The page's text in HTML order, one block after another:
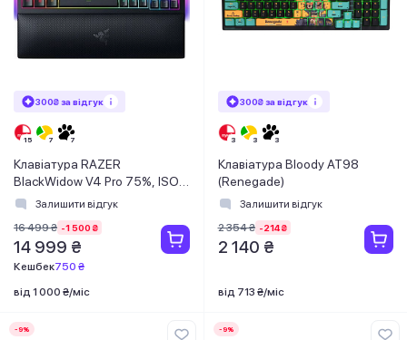
300₴ за відгук
Клавіатура RAZER
BlackWidow V4 Pro 75%, ISO,
Black (RZ03-05130300-R3E1)
Залишити відгук
16 499 ₴ -1 500 ₴
14 999 ₴
Кешбек750 ₴
від 1 000 ₴/міс
300₴ за відгук
Клавіатура Bloody AT98
(Renegade)
Залишити відгук
2 354 ₴ -214 ₴
2 140 ₴
від 713 ₴/міс
-9% -9%